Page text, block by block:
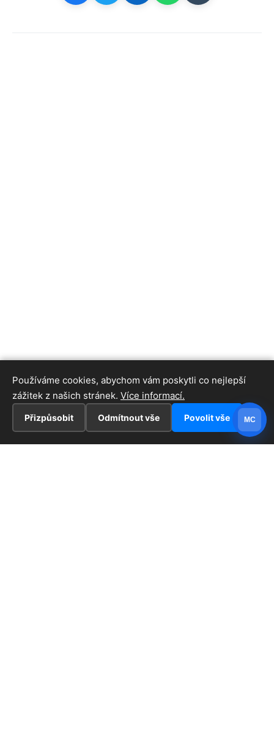
Používáme cookies, abychom vám poskytli co nejlepší
zážitek z našich stránek. Více informací.
Přizpůsobit Odmítnout vše Povolit vše MC